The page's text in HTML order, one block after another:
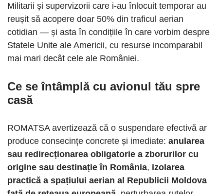
Militarii și supervizorii care i-au înlocuit temporar au
reușit să acopere doar 50% din traficul aerian
cotidian — și asta în condițiile în care vorbim despre
Statele Unite ale Americii, cu resurse incomparabil
mai mari decât cele ale României.
Ce se întâmplă cu avionul tău spre
casă
ROMATSA avertizează că o suspendare efectivă ar
produce consecințe concrete și imediate: anularea
sau redirecționarea obligatorie a zborurilor cu
origine sau destinație în România, izolarea
practică a spațiului aerian al Republicii Moldova